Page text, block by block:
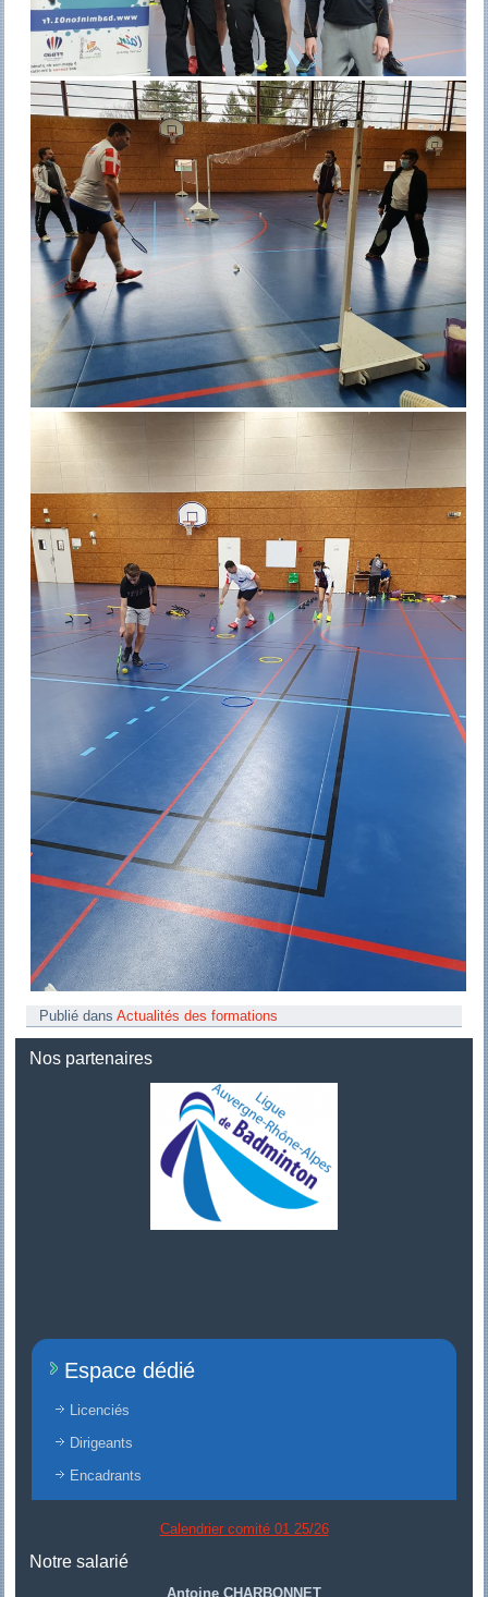
Publié dans Actualités des formations
Nos partenaires
Espace dédié
Licenciés
Dirigeants
Encadrants
Calendrier comité 01 25/26
Notre salarié
Antoine CHARBONNET